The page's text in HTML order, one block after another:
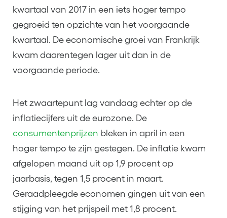
kwartaal van 2017 in een iets hoger tempo
gegroeid ten opzichte van het voorgaande
kwartaal. De economische groei van Frankrijk
kwam daarentegen lager uit dan in de
voorgaande periode.
Het zwaartepunt lag vandaag echter op de
inflatiecijfers uit de eurozone. De
consumentenprijzen bleken in april in een
hoger tempo te zijn gestegen. De inflatie kwam
afgelopen maand uit op 1,9 procent op
jaarbasis, tegen 1,5 procent in maart.
Geraadpleegde economen gingen uit van een
stijging van het prijspeil met 1,8 procent.